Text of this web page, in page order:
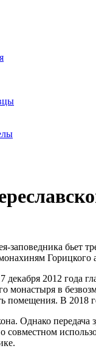
заповедника бьет
Горицкого
декабря 2012 года
монастыря в
помещения. В 2018
Однако